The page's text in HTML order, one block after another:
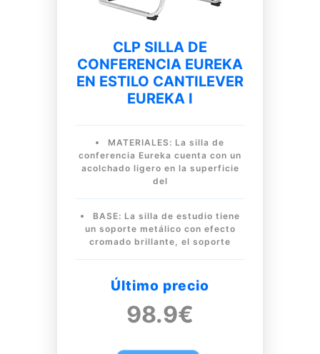
CLP SILLA DE
CONFERENCIA EUREKA
EN ESTILO CANTILEVER
EUREKA I
MATERIALES: La silla de
conferencia Eureka cuenta con un
acolchado ligero en la superficie
del
BASE: La silla de estudio tiene
un soporte metálico con efecto
cromado brillante, el soporte
Último precio
98.9€